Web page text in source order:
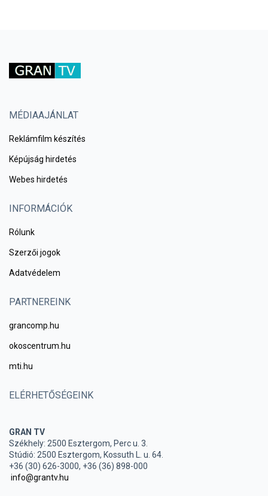
MÉDIAAJÁNLAT
Reklámfilm készítés
Képújság hirdetés
Webes hirdetés
INFORMÁCIÓK
Rólunk
Szerzői jogok
Adatvédelem
PARTNEREINK
grancomp.hu
okoscentrum.hu
mti.hu
ELÉRHETŐSÉGEINK
GRAN TV
Székhely: 2500 Esztergom, Perc u. 3.
Stúdió: 2500 Esztergom, Kossuth L. u. 64.
+36 (30) 626-3000, +36 (36) 898-000
info@grantv.hu